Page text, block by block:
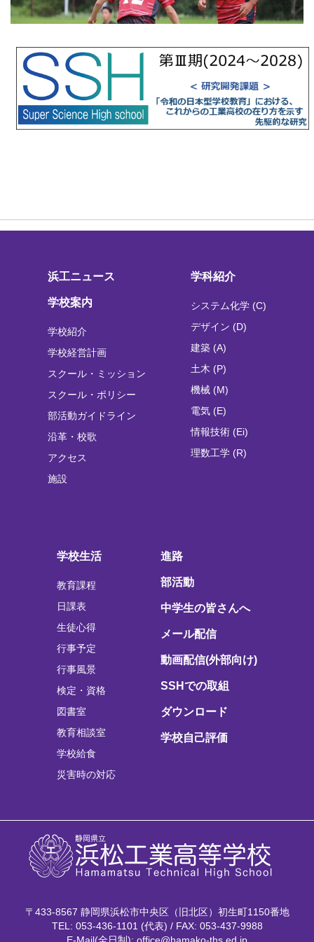
浜工ニュース
学校案内
学校紹介
学校経営計画
スクール・ミッション
スクール・ポリシー
部活動ガイドライン
沿革・校歌
アクセス
施設
学科紹介
システム化学 (C)
デザイン (D)
建築 (A)
土木 (P)
機械 (M)
電気 (E)
情報技術 (Ei)
理数工学 (R)
学校生活
教育課程
日課表
生徒心得
行事予定
行事風景
検定・資格
図書室
教育相談室
学校給食
災害時の対応
進路
部活動
中学生の皆さんへ
メール配信
動画配信(外部向け)
SSHでの取組
ダウンロード
学校自己評価
〒433-8567 静岡県浜松市中央区（旧北区）初生町1150番地
TEL: 053-436-1101 (代表) / FAX: 053-437-9988